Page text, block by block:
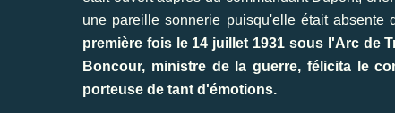
une pareille sonnerie puisqu'elle était absente
première fois le 14 juillet 1931 sous l'Arc de
Boncour, ministre de la guerre, félicita le
porteuse de tant d'émotions.